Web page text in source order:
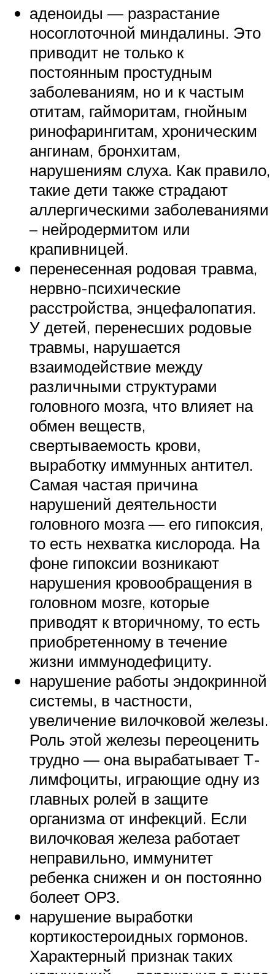
аденоиды — разрастание
носоглоточной миндалины. Это
приводит не только к
постоянным простудным
заболеваниям, но и к частым
отитам, гайморитам, гнойным
ринофарингитам, хроническим
ангинам, бронхитам,
нарушениям слуха. Как правило,
такие дети также страдают
аллергическими заболеваниями
– нейродермитом или
крапивницей.
перенесенная родовая травма,
нервно-психические
расстройства, энцефалопатия.
У детей, перенесших родовые
травмы, нарушается
взаимодействие между
различными структурами
головного мозга, что влияет на
обмен веществ,
свертываемость крови,
выработку иммунных антител.
Самая частая причина
нарушений деятельности
головного мозга — его гипоксия,
то есть нехватка кислорода. На
фоне гипоксии возникают
нарушения кровообращения в
головном мозге, которые
приводят к вторичному, то есть
приобретенному в течение
жизни иммунодефициту.
нарушение работы эндокринной
системы, в частности,
увеличение вилочковой железы.
Роль этой железы переоценить
трудно — она вырабатывает Т-
лимфоциты, играющие одну из
главных ролей в защите
организма от инфекций. Если
вилочковая железа работает
неправильно, иммунитет
ребенка снижен и он постоянно
болеет ОРЗ.
нарушение выработки
кортикостероидных гормонов.
Характерный признак таких